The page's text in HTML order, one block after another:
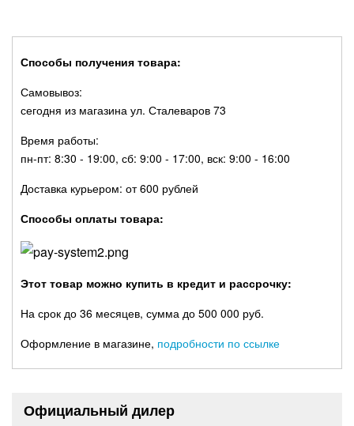
Способы получения товара:
Самовывоз:
сегодня из магазина ул. Сталеваров 73
Время работы:
пн-пт: 8:30 - 19:00, сб: 9:00 - 17:00, вск: 9:00 - 16:00
Доставка курьером: от 600 рублей
Способы оплаты товара:
Этот товар можно купить в кредит и рассрочку:
На срок до 36 месяцев, сумма до 500 000 руб.
Оформление в магазине, подробности по ссылке
Официальный дилер